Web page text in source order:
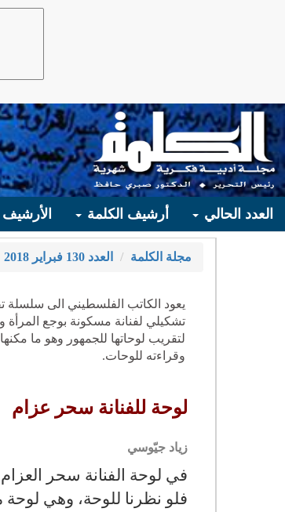
العدد الحالي أرشيف الكلمة
مجلة الكلمة العدد 130 فبراير 2018
يعود الكاتب الفلسطيني الى سلسلة
تشكيلي لفنانة مسكونة بوجع
لتقريب لوحاتها للجمهور وهو ما
وقراءته للوحات.
لوحة للفنانة سحر عزام
زياد جيّوسي
في لوحة الفنانة سحر
فلو نظرنا للوحة، وهي